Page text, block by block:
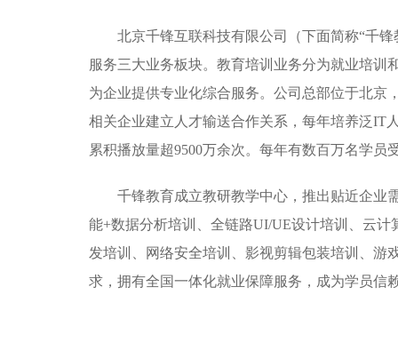
北京千锋互联科技有限公司（下面简称“千
服务三大业务板块。教育培训业务分为就业培
为企业提供专业化综合服务。公司总部位于北京
相关企业建立人才输送合作关系，每年培养泛IT
累积播放量超9500万余次。每年有数百万名学
千锋教育成立教研教学中心，推出贴近企业
能+数据分析培训、全链路UI/UE设计培训、云
发培训、网络安全培训、影视剪辑包装培训、游
求，拥有全国一体化就业保障服务，成为学员信